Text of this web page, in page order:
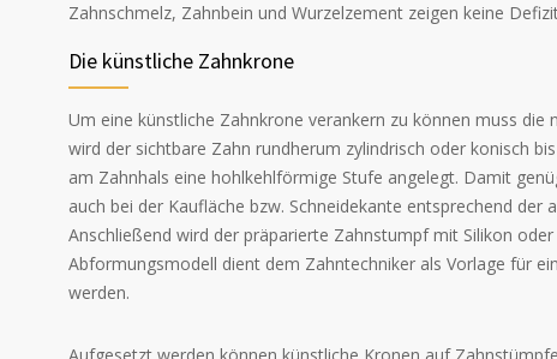
Zahnschmelz, Zahnbein und Wurzelzement zeigen keine
Die künstliche Zahnkrone
Um eine künstliche Zahnkrone verankern zu können muss
wird der sichtbare Zahn rundherum zylindrisch oder konisch
am Zahnhals eine hohlkehlförmige Stufe angelegt. Damit
auch bei der Kaufläche bzw. Schneidekante entsprechend
Anschließend wird der präparierte Zahnstumpf mit Silikon
Abformungsmodell dient dem Zahntechniker als Vorlage für
werden.